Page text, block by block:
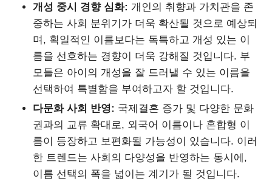
개성 중시 경향 심화: 개인의 취향과 가치관을 존
중하는 사회 분위기가 더욱 확산될 것으로 예상되
며, 획일적인 이름보다는 독특하고 개성 있는 이
름을 선호하는 경향이 더욱 강해질 것입니다. 부
모들은 아이의 개성을 잘 드러낼 수 있는 이름을
선택하여 특별함을 부여하고자 할 것입니다.
다문화 사회 반영: 국제결혼 증가 및 다양한 문화
권과의 교류 확대로, 외국어 이름이나 혼합형 이
름이 등장하고 보편화될 가능성이 있습니다. 이러
한 트렌드는 사회의 다양성을 반영하는 동시에,
이름 선택의 폭을 넓이는 계기가 될 것입니다.